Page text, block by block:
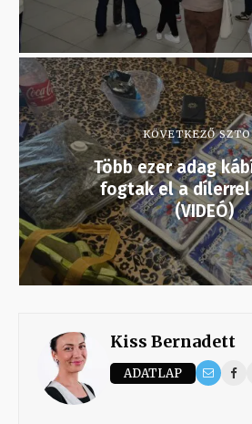
KÖVETKEZŐ
Több ezer adag
fogtak el a
(VIDEÓ)
Kiss Bernadett
ADATLAP